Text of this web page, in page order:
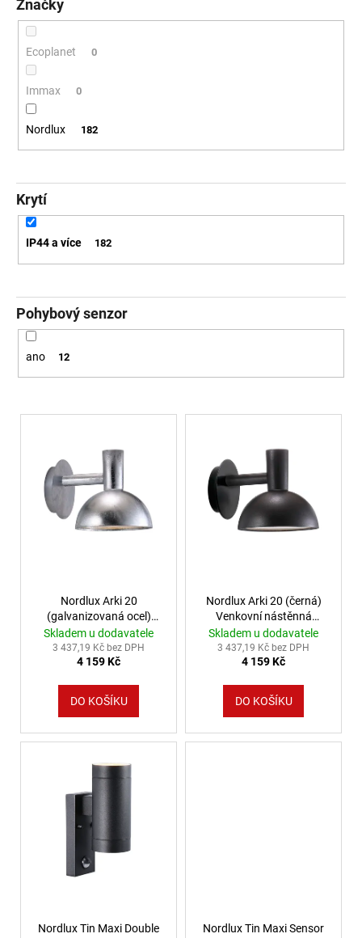
Značky
Ecoplanet 0
Immax 0
Nordlux 182
Krytí
IP44 a více 182
Pohybový senzor
ano 12
Výpis produktů
Nordlux Arki 20
(galvanizovaná ocel)
Venkovní nástěnná
svítidla galvanizovaná
ocel, plast IP54
Skladem u dodavatele
3 437,19 Kč bez DPH
4 159 Kč
DO KOŠÍKU
Nordlux Arki 20 (černá)
Venkovní nástěnná
svítidla galvanizovaná
ocel, plast IP54
75181003
Skladem u dodavatele
3 437,19 Kč bez DPH
4 159 Kč
DO KOŠÍKU
Nordlux Tin Maxi Double
Nordlux Tin Maxi Sensor